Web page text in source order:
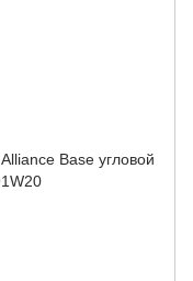
Base угловой